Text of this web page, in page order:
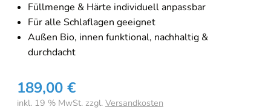
Füllmenge & Härte individuell anpassbar
Für alle Schlaflagen geeignet
Außen Bio, innen funktional, nachhaltig &
durchdacht
189,00 €
inkl. 19 % MwSt. zzgl. Versandkosten